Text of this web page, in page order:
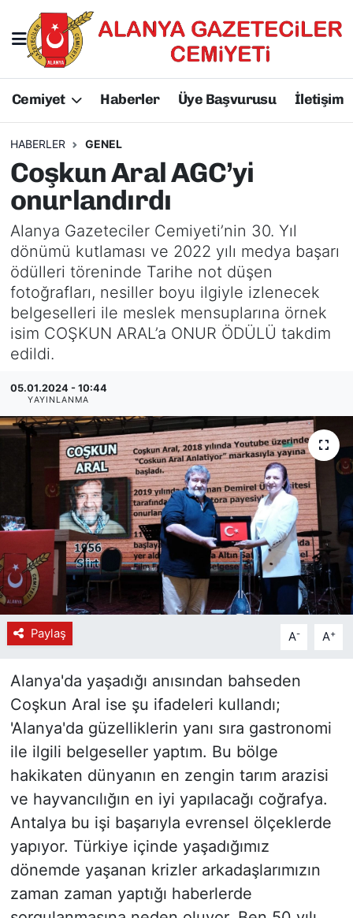
Cemiyet Haberler Üye Başvurusu İletişim
HABERLER GENEL
Coşkun Aral AGC’yi
onurlandırdı
Alanya Gazeteciler Cemiyeti’nin 30. Yıl
dönümü kutlaması ve 2022 yılı medya başarı
ödülleri töreninde Tarihe not düşen
fotoğrafları, nesiller boyu ilgiyle izlenecek
belgeselleri ile meslek mensuplarına örnek
isim COŞKUN ARAL’a ONUR ÖDÜLÜ takdim
edildi.
05.01.2024 - 10:44
YAYINLANMA
Paylaş A- A+
Alanya'da yaşadığı anısından bahseden
Coşkun Aral ise şu ifadeleri kullandı;
'Alanya'da güzelliklerin yanı sıra gastronomi
ile ilgili belgeseller yaptım. Bu bölge
hakikaten dünyanın en zengin tarım arazisi
ve hayvancılığın en iyi yapılacağı coğrafya.
Antalya bu işi başarıyla evrensel ölçeklerde
yapıyor. Türkiye içinde yaşadığımız
dönemde yaşanan krizler arkadaşlarımızın
zaman zaman yaptığı haberlerde
Hakkımızda
Başkanlarımız
Yönetim Kurulu
Üyelerimiz
Tüzüğümüz
Üye Başvurusu
Başkan Hakkında
AGC Hakkında
Yönetim Kurulu
Üyelerimiz
Başkanlarımız
Tüzüğümüz